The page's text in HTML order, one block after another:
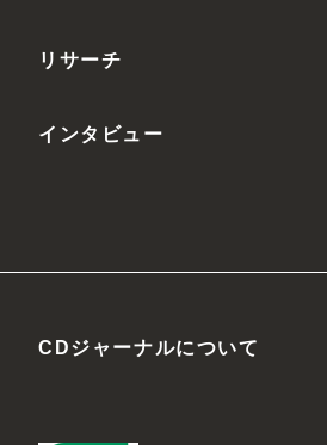
リサーチ
インタビュー
CDジャーナルについて